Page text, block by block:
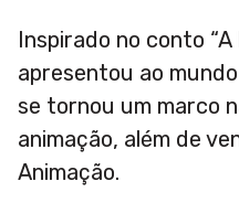
Inspirado no conto “A
apresentou ao
se tornou um marco
animação, além de
Animação.